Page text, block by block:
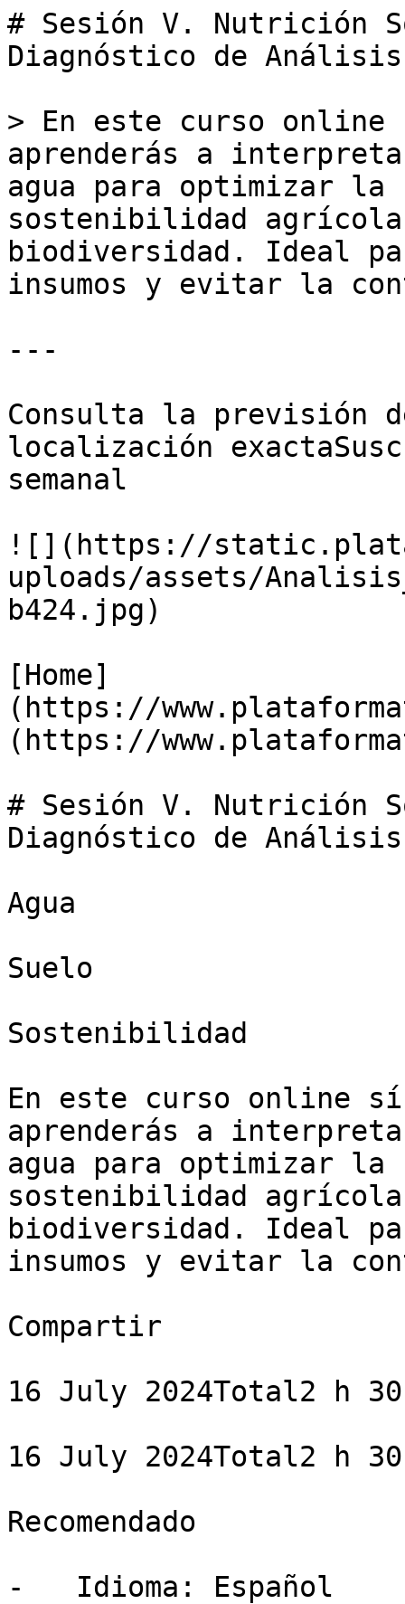
# Sesión V. Nutrición
Diagnóstico de
> En este curso online
aprenderás a
agua para optimizar
sostenibilidad
biodiversidad. Ideal
insumos y evitar la
---
Consulta la previsión
localización
semanal
![](https://
uploads/assets/
b424.jpg)
[Home]
(https://
(https://
# Sesión V. Nutrición
Diagnóstico de
Agua
Suelo
Sostenibilidad
En este curso online
aprenderás a
agua para optimizar
sostenibilidad
biodiversidad. Ideal
insumos y evitar la
Compartir
16 July 2024Total2 h
16 July 2024Total2 h
Recomendado
-   Idioma: Español